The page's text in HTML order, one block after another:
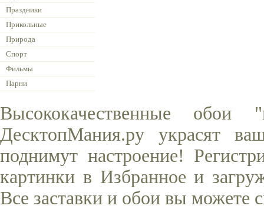
Праздники
Прикольные
Природа
Спорт
Фильмы
Парни
Высококачественные
ДесктопМания.ру украсят
поднимут настроение!
картинки в Избранное и
Все заставки и обои вы можете